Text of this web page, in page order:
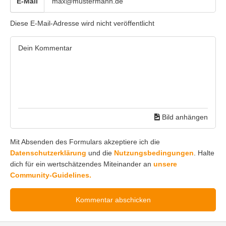
Diese E-Mail-Adresse wird nicht veröffentlicht
Bild anhängen
Mit Absenden des Formulars akzeptiere ich die
Datenschutzerklärung und die Nutzungsbedingungen . Halte
dich für ein wertschätzendes Miteinander an unsere
Community-Guidelines.